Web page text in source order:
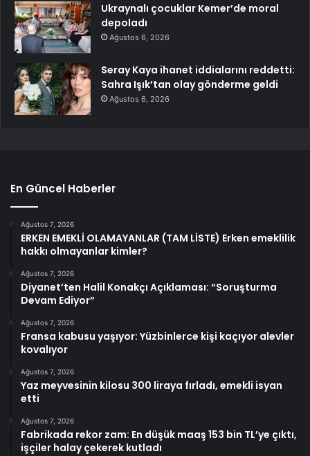
Ukraynalı çocuklar Kemer’de moral
depoladı
Ağustos 6, 2026
Seray Kaya ihanet iddialarını reddetti:
Sahra Işık’tan olay gönderme geldi
Ağustos 6, 2026
En Güncel Haberler
Ağustos 7, 2026
ERKEN EMEKLİ OLAMAYANLAR (TAM LİSTE) Erken emeklilik
hakkı olmayanlar kimler?
Ağustos 7, 2026
Diyanet’ten Halil Konakçı Açıklaması: “Soruşturma
Devam Ediyor”
Ağustos 7, 2026
Fransa kabusu yaşıyor: Yüzbinlerce kişi kaçıyor alevler
kovalıyor
Ağustos 7, 2026
Yaz meyvesinin kilosu 300 liraya fırladı, emekli isyan
etti
Ağustos 7, 2026
Fabrikada rekor zam: En düşük maaş 153 bin TL’ye çıktı,
işçiler halay çekerek kutladı